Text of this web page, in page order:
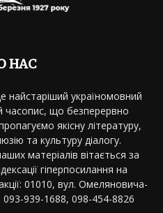
НАС
найстаріший україномовний
часопис, що безперервно
якісну літературу,
та культуру діалогу.
матеріалів вітається за
гіперпосилання на
01010, вул. Омеляновича-
939-1688, 098-454-8826